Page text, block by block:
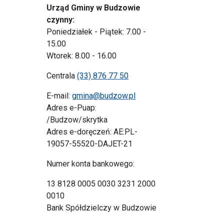
Urząd Gminy w Budzowie
czynny:
Poniedziałek - Piątek: 7.00 -
15.00
Wtorek: 8.00 - 16.00
Centrala (33) 876 77 50
E-mail: gmina@budzow.pl
Adres e-Puap:
/Budzow/skrytka
Adres e-doręczeń: AE:PL-
19057-55520-DAJET-21
Numer konta bankowego:
13 8128 0005 0030 3231 2000
0010
Bank Spółdzielczy w Budzowie